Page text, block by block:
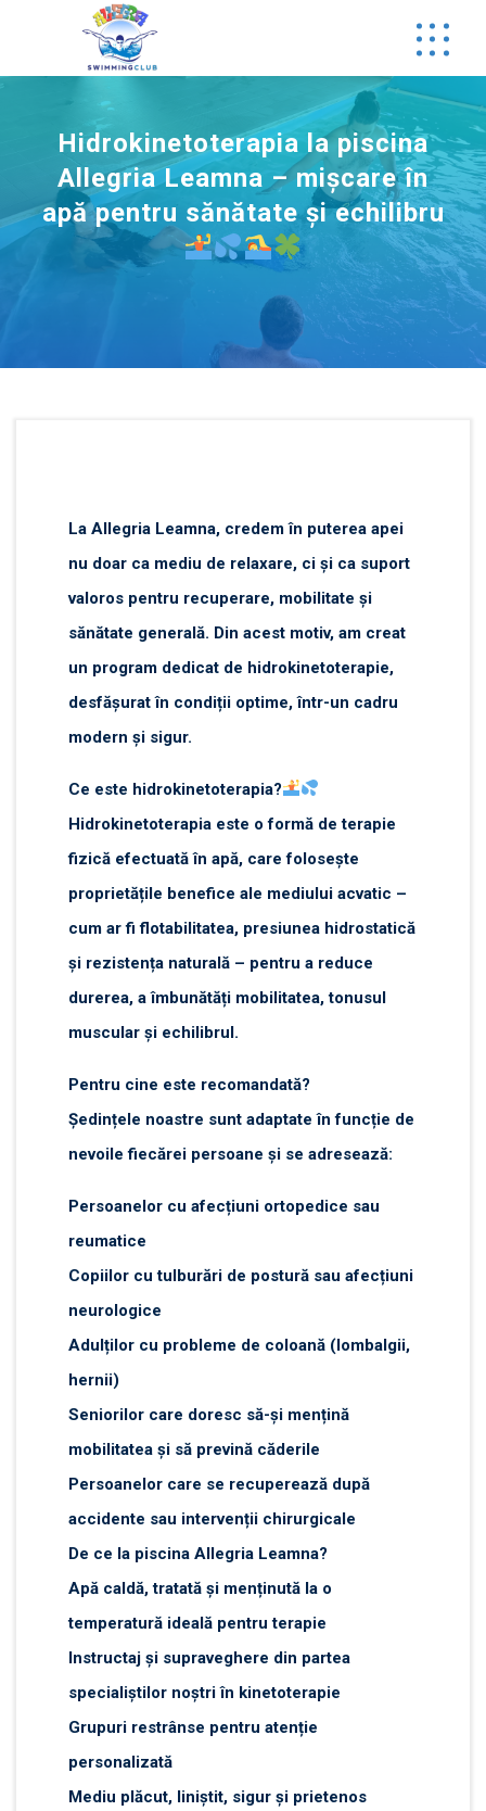
Hidrokinetoterapia la piscina
Allegria Leamna – mișcare în
apă pentru sănătate și echilibru
La Allegria Leamna, credem în puterea apei
nu doar ca mediu de relaxare, ci și ca suport
valoros pentru recuperare, mobilitate și
sănătate generală. Din acest motiv, am creat
un program dedicat de hidrokinetoterapie,
desfășurat în condiții optime, într-un cadru
modern și sigur.
Ce este hidrokinetoterapia?
Hidrokinetoterapia este o formă de terapie
fizică efectuată în apă, care folosește
proprietățile benefice ale mediului acvatic –
cum ar fi flotabilitatea, presiunea hidrostatică
și rezistența naturală – pentru a reduce
durerea, a îmbunătăți mobilitatea, tonusul
muscular și echilibrul.
Pentru cine este recomandată?
Ședințele noastre sunt adaptate în funcție de
nevoile fiecărei persoane și se adresează:
Persoanelor cu afecțiuni ortopedice sau
reumatice
Copiilor cu tulburări de postură sau afecțiuni
neurologice
Adulților cu probleme de coloană (lombalgii,
hernii)
Seniorilor care doresc să-și mențină
mobilitatea și să prevină căderile
Persoanelor care se recuperează după
accidente sau intervenții chirurgicale
De ce la piscina Allegria Leamna?
Apă caldă, tratată și menținută la o
temperatură ideală pentru terapie
Instructaj și supraveghere din partea
specialiștilor noștri în kinetoterapie
Grupuri restrânse pentru atenție
personalizată
Mediu plăcut, liniștit, sigur și prietenos